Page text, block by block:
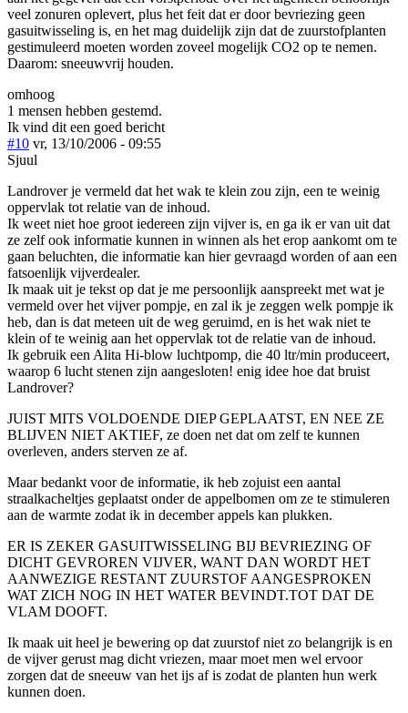
veel zonuren oplevert, plus het feit dat er door bevriezing geen
gasuitwisseling is, en het mag duidelijk zijn dat de zuurstofplanten
gestimuleerd moeten worden zoveel mogelijk CO2 op te nemen.
Daarom: sneeuwvrij houden.
omhoog
1 mensen hebben gestemd.
Ik vind dit een goed bericht
#10 vr, 13/10/2006 - 09:55
Sjuul
Landrover je vermeld dat het wak te klein zou zijn, een te weinig
oppervlak tot relatie van de inhoud.
Ik weet niet hoe groot iedereen zijn vijver is, en ga ik er van uit dat
ze zelf ook informatie kunnen in winnen als het erop aankomt om te
gaan beluchten, die informatie kan hier gevraagd worden of aan een
fatsoenlijk vijverdealer.
Ik maak uit je tekst op dat je me persoonlijk aanspreekt met wat je
vermeld over het vijver pompje, en zal ik je zeggen welk pompje ik
heb, dan is dat meteen uit de weg geruimd, en is het wak niet te
klein of te weinig aan het oppervlak tot de relatie van de inhoud.
Ik gebruik een Alita Hi-blow luchtpomp, die 40 ltr/min produceert,
waarop 6 lucht stenen zijn aangesloten! enig idee hoe dat bruist
Landrover?
JUIST MITS VOLDOENDE DIEP GEPLAATST, EN NEE ZE
BLIJVEN NIET AKTIEF, ze doen net dat om zelf te kunnen
overleven, anders sterven ze af.
Maar bedankt voor de informatie, ik heb zojuist een aantal
straalkacheltjes geplaatst onder de appelbomen om ze te stimuleren
aan de warmte zodat ik in december appels kan plukken.
ER IS ZEKER GASUITWISSELING BIJ BEVRIEZING OF
DICHT GEVROREN VIJVER, WANT DAN WORDT HET
AANWEZIGE RESTANT ZUURSTOF AANGESPROKEN
WAT ZICH NOG IN HET WATER BEVINDT.TOT DAT DE
VLAM DOOFT.
Ik maak uit heel je bewering op dat zuurstof niet zo belangrijk is en
de vijver gerust mag dicht vriezen, maar moet men wel ervoor
zorgen dat de sneeuw van het ijs af is zodat de planten hun werk
kunnen doen.